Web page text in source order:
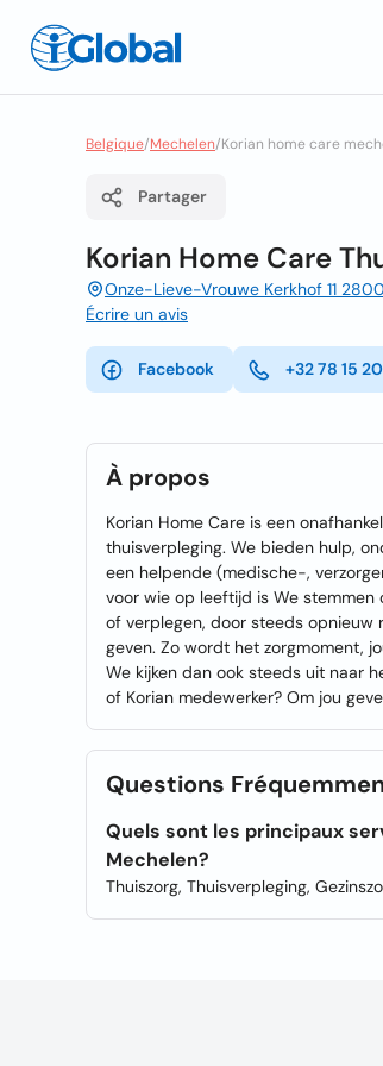
Belgique/Mechelen/Korian home care
Partager
Korian Home Care
Onze-Lieve-Vrouwe Kerkhof 11
Écrire un avis
Facebook +32 78 15
À propos
Korian Home Care is een
thuisverpleging. We bieden hulp,
een helpende (medische-,
voor wie op leeftijd is We
of verplegen, door steeds opnieuw
geven. Zo wordt het zorgmoment,
We kijken dan ook steeds uit naar
of Korian medewerker? Om jou
Questions
Quels sont les principaux
Mechelen?
Thuiszorg, Thuisverpleging,